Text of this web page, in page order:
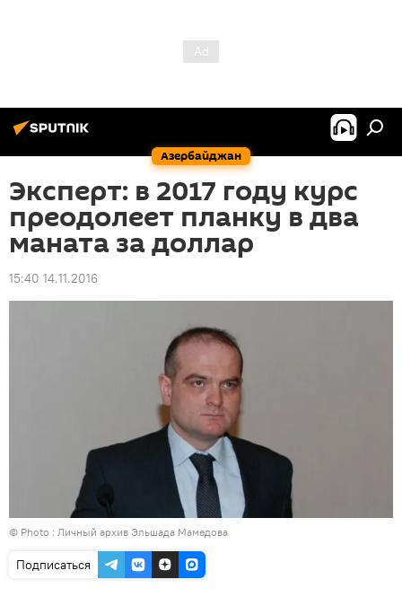
Азербайджан
Эксперт: в 2017 году курс
преодолеет планку в два
маната за доллар
15:40 14.11.2016
© Photo : Личный архив Эльшада Мамедова
Подписаться